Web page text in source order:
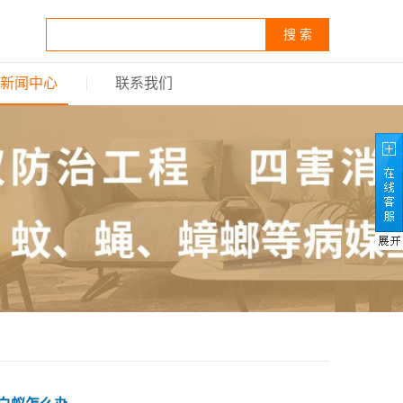
搜 索
新闻中心 联系我们